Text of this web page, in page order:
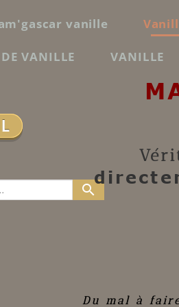
vanille
DE VANILLE VANILLE
search
Du mal à